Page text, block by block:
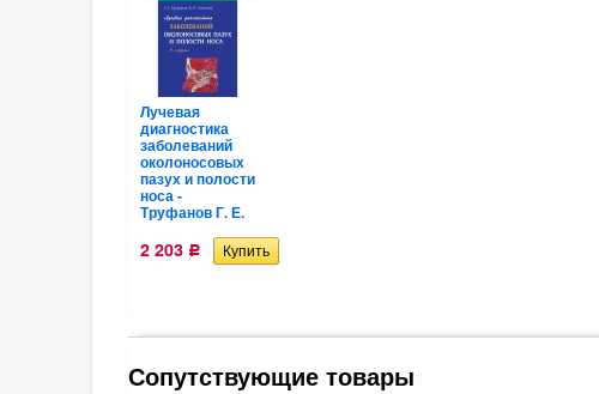
Лучевая
диагностика
заболеваний
околоносовых
пазух и полости
носа -
Труфанов Г. Е.
2 203 Р
Сопутствующие товары